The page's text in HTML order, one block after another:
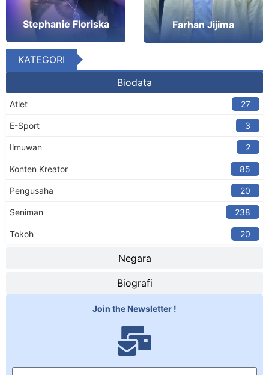
Stephanie Floriska Farhan Jijima
KATEGORI
Biodata
Negara
Biografi
Atlet 27
E-Sport 3
Ilmuwan 2
Konten Kreator​ 85
Pengusaha 20
Seniman 238
Tokoh 20
Join the Newsletter !